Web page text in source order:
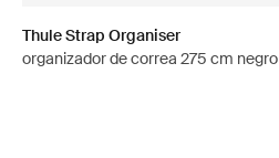
Thule Strap Organiser
organizador de correa 275 cm negro